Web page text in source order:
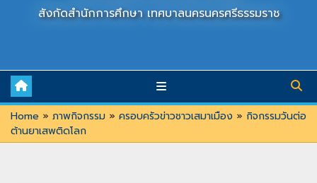
สังกัดสำนักการศึกษา เทศบาลนครนครศรีธรรมราช
Home » ภาพกิจกรรม » ครอบครัวข่าวชาวเสมาเมือง » กิจกรรมวันต่อ
ต้านยาเสพติดโลก